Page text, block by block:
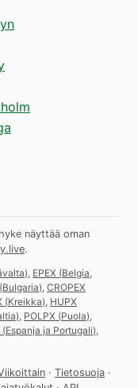
näyttää oman
.
) EPEX (Belgia,
(Bulgaria) CROPEX
(Kreikka) HUPX
) POLPX (Puola)
(Espanja ja Portugali)
· Tietosuoja ·